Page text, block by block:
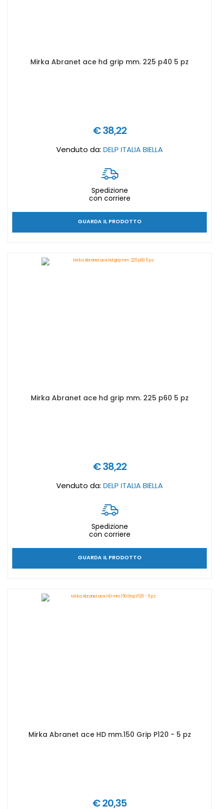
Mirka Abranet ace hd grip mm. 225 p40 5 pz
€ 38,22
Venduto da: DELP ITALIA BIELLA
Spedizione
con corriere
GUARDA IL PRODOTTO
Mirka Abranet ace hd grip mm. 225 p60 5 pz
€ 38,22
Venduto da: DELP ITALIA BIELLA
Spedizione
con corriere
GUARDA IL PRODOTTO
Mirka Abranet ace HD mm.150 Grip P120 - 5 pz
€ 20,35